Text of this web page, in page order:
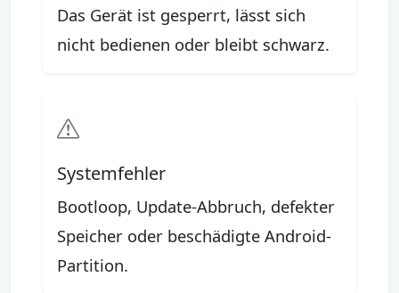
Das Gerät ist gesperrt, lässt sich
nicht bedienen oder bleibt schwarz.
Systemfehler
Bootloop, Update-Abbruch, defekter
Speicher oder beschädigte Android-
Partition.